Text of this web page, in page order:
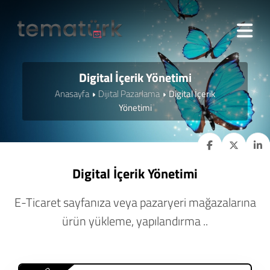
Digital İçerik Yönetimi
Anasayfa Dijital Pazarlama
Digital İçerik
Yönetimi
Digital İçerik Yönetimi
E-Ticaret sayfanıza veya pazaryeri mağazalarına
ürün yükleme, yapılandırma ..